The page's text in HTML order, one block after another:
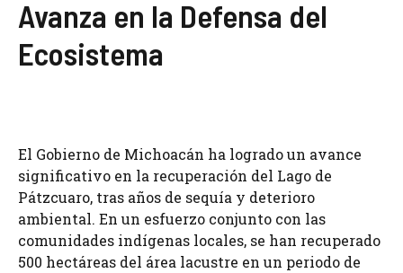
Avanza en la Defensa del
Ecosistema
El Gobierno de Michoacán ha logrado un avance
significativo en la recuperación del Lago de
Pátzcuaro, tras años de sequía y deterioro
ambiental. En un esfuerzo conjunto con las
comunidades indígenas locales, se han recuperado
500 hectáreas del área lacustre en un periodo de